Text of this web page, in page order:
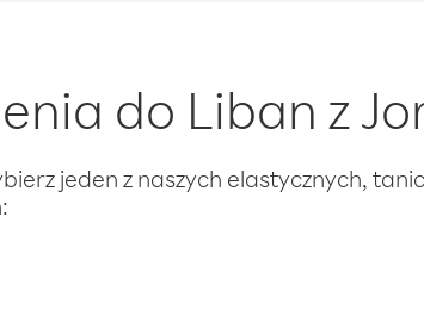
do Liban z
jeden z naszych elastycznych,